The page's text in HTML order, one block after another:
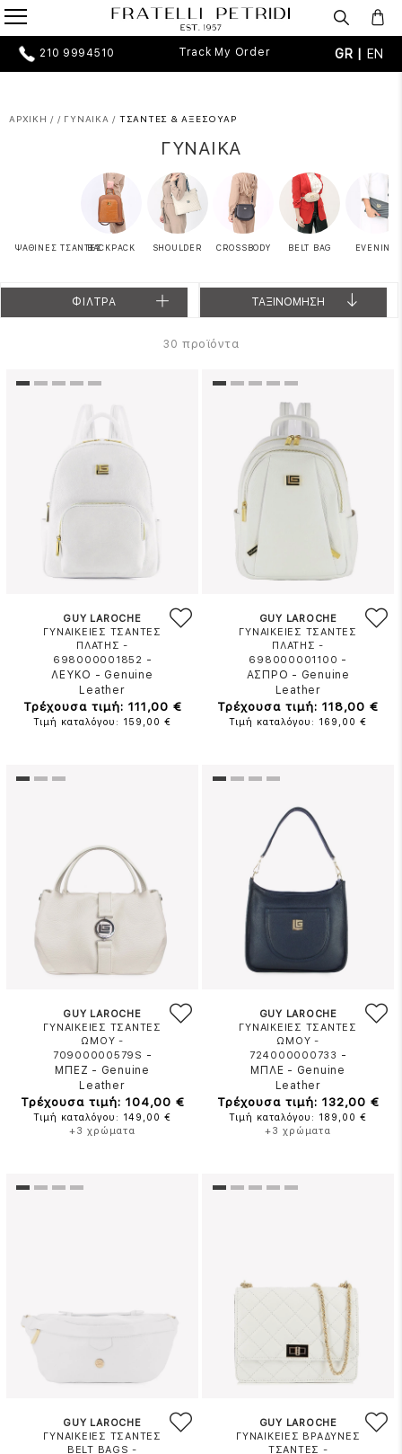
210 9994510 Track My Order GR | EN
ΑΡΧΙΚΗ / / ΓΥΝΑΙΚΑ / ΤΣΑΝΤΕΣ & ΑΞΕΣΟΥΑΡ
ΓΥΝΑΙΚΑ
ΨΑΘΙΝΕΣ ΤΣΑΝΤΕΣBACKPACK SHOULDER CROSSBODY BELT BAG EVENING
ΦΙΛΤΡΑ ΤΑΞΙΝΟΜΗΣΗ
30 προϊόντα
GUY LAROCHE
ΓΥΝΑΙΚΕΙΕΣ ΤΣΑΝΤΕΣ
ΠΛΑΤΗΣ -
698000001852 -
ΛΕΥΚΟ - Genuine
Leather
Τρέχουσα τιμή: 111,00 €
Τιμή καταλόγου: 159,00 €
GUY LAROCHE
ΓΥΝΑΙΚΕΙΕΣ ΤΣΑΝΤΕΣ
ΠΛΑΤΗΣ -
698000001100 -
ΑΣΠΡΟ - Genuine
Leather
Τρέχουσα τιμή: 118,00 €
Τιμή καταλόγου: 169,00 €
GUY LAROCHE
ΓΥΝΑΙΚΕΙΕΣ ΤΣΑΝΤΕΣ
ΩΜΟΥ -
70900000579S -
ΜΠΕΖ - Genuine
Leather
Τρέχουσα τιμή: 104,00 €
Τιμή καταλόγου: 149,00 €
+3 χρώματα
GUY LAROCHE
ΓΥΝΑΙΚΕΙΕΣ ΤΣΑΝΤΕΣ
ΩΜΟΥ -
724000000733 -
ΜΠΛΕ - Genuine
Leather
Τρέχουσα τιμή: 132,00 €
Τιμή καταλόγου: 189,00 €
+3 χρώματα
GUY LAROCHE
ΓΥΝΑΙΚΕΙΕΣ ΤΣΑΝΤΕΣ
BELT BAGS -
GUY LAROCHE
ΓΥΝΑΙΚΕΙΕΣ ΒΡΑΔΥΝΕΣ
ΤΣΑΝΤΕΣ -